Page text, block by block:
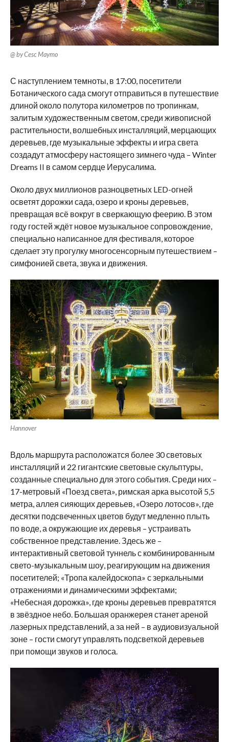
@ by Cesc Maymo
С наступлением темноты, в 17:00, посетители
Ботанического сада смогут отправиться в путешествие
длиной около полутора километров по тропинкам,
залитым художественным светом, среди живописной
растительности, волшебных инсталляций, мерцающих
деревьев, где музыкальные эффекты и игра света
создадут атмосферу настоящего зимнего чуда – Winter
Dreams II в самом сердце Иерусалима.
Около двух миллионов разноцветных LED-огней
осветят дорожки сада, озеро и кроны деревьев,
превращая всё вокруг в сверкающую феерию. В этом
году гостей ждёт новое музыкальное сопровождение,
специально написанное для фестиваля, которое
сделает эту прогулку многосенсорным путешествием –
симфонией света, звука и движения.
Hannover
Вдоль маршрута расположатся более 30 световых
инсталляций и 22 гигантские световые скульптуры,
созданные специально для этого события. Среди них –
17-метровый «Поезд света», римская арка высотой 5,5
метра, аллея сияющих деревьев, «Озеро лотосов», где
десятки подсвеченных цветов будут медленно плыть
по воде, а окружающие их деревья – устраивать
собственное представление. Здесь же –
интерактивный световой туннель с комбинированным
свето-музыкальным шоу, реагирующим на движения
посетителей; «Тропа калейдоскопа» с зеркальными
отражениями и динамическими эффектами;
«Небесная дорожка», где кроны деревьев превратятся
в звёздное небо. Большая оранжерея станет ареной
лазерных представлений, а за ней – в аудиовизуальной
зоне – гости смогут управлять подсветкой деревьев
при помощи звуков и голоса.